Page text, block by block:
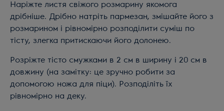
Наріжте листя свіжого розмарину якомога
дрібніше. Дрібно натріть пармезан, змішайте його з
розмарином і рівномірно розподілити суміш по
тісту, злегка притискаючи його долонею.
Розріжте тісто смужками в 2 см в ширину і 20 см в
довжину (на замітку: це зручно робити за
допомогою ножа для піци). Розподіліть їх
рівномірно на деку.